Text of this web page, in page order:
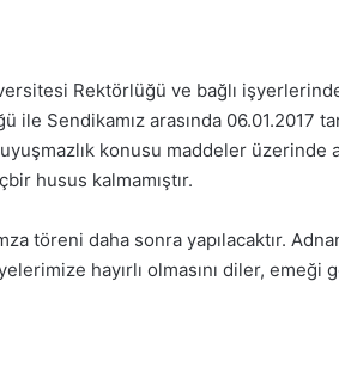
Rektörlüğü ve bağlı
ile Sendikamız arasında 06.01.2017
konusu maddeler üzerinde
husus kalmamıştır.
töreni daha sonra yapılacaktır.
hayırlı olmasını diler,